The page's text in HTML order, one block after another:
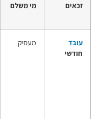
זכאים מי משלם
עובד
חודשי
מעסיק